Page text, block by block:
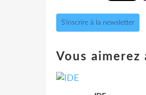
S'inscrire à la newsletter
Vous aimerez